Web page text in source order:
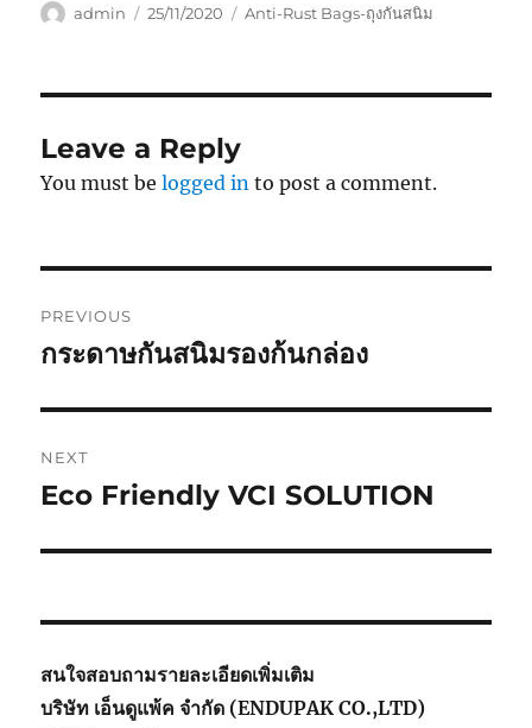
Author
admin
Posted
25/11/2020 Categories
Anti-Rust Bags-ถุงกันสนิม
Leave a Reply
You must belogged in to post a comment.
navigation
PREVIOUS
Previous
กระดาษกันสนิมรองก้นกล่อง
NEXT
Next
Eco Friendly VCI SOLUTION
สนใจสอบถามรายละเอียดเพิ่มเติม
บริษัท เอ็นดูแพ้ค จำกัด (ENDUPAK CO.,LTD)